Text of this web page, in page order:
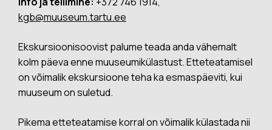
kgb@muuseum.tartu.ee
Ekskursioonisoovist palume teada anda vähemalt
kolm päeva enne muuseumikülastust. Etteteatamisel
on võimalik ekskursioone teha ka esmaspäeviti, kui
muuseum on suletud.
Pikema etteteatamise korral on võimalik külastada nii